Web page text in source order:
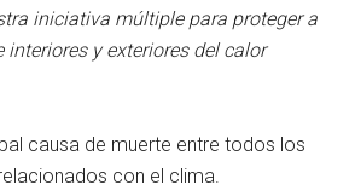
iniciativa múltiple para proteger a
interiores y exteriores del calor
causa de muerte entre todos los
con el clima.